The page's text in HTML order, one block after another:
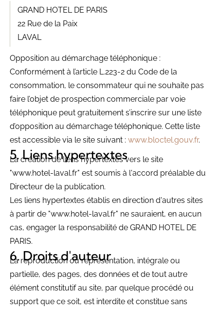
GRAND HOTEL DE PARIS
22 Rue de la Paix
LAVAL
Opposition au démarchage téléphonique :
Conformément à l’article L.223-2 du Code de la
consommation, le consommateur qui ne souhaite pas
faire l’objet de prospection commerciale par voie
téléphonique peut gratuitement s’inscrire sur une liste
d’opposition au démarchage téléphonique. Cette liste
est accessible via le site suivant : www.bloctel.gouv.fr.
Liens hypertextes
La création de liens hypertextes vers le site
"www.hotel-laval.fr" est soumis à l'accord préalable du
Directeur de la publication.
Les liens hypertextes établis en direction d'autres sites
à partir de "www.hotel-laval.fr" ne sauraient, en aucun
cas, engager la responsabilité de GRAND HOTEL DE
PARIS.
Droits d'auteur
La reproduction ou représentation, intégrale ou
partielle, des pages, des données et de tout autre
élément constitutif au site, par quelque procédé ou
support que ce soit, est interdite et constitue sans